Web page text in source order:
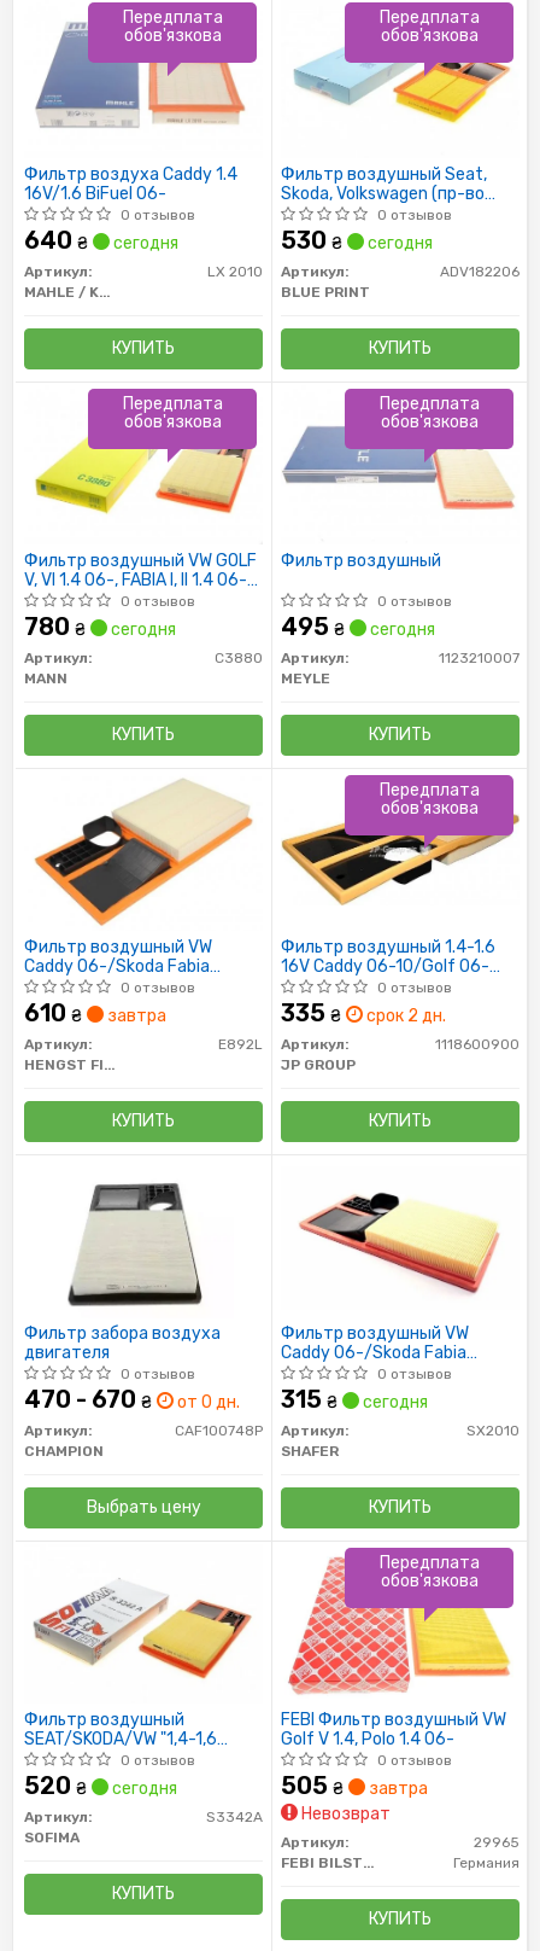
Фильтр воздуха Caddy 1.4
16V/1.6 BiFuel 06-
0 отзывов
640 ₴ сегодня
Артикул:
LX 2010
MAHLE / KNECHT
КУПИТЬ
Передплата
обов'язкова
Фильтр воздушный Seat,
Skoda, Volkswagen (пр-во
Blue Print)
0 отзывов
530 ₴ сегодня
Артикул:
ADV182206
BLUE PRINT
КУПИТЬ
Передплата
обов'язкова
Фильтр воздушный VW GOLF
V, VI 1.4 06-, FABIA I, II 1.4 06-
(пр-во MANN)0 отзывов
780 ₴ сегодня
Артикул:
C3880
MANN
КУПИТЬ
Передплата
обов'язкова
Фильтр воздушный
0 отзывов
495 ₴ сегодня
Артикул:
1123210007
MEYLE
КУПИТЬ
Передплата
обов'язкова
Фильтр воздушный VW
Caddy 06-/Skoda Fabia
06-/Seat Toledo 1.4 16V 06-
0 отзывов
610 ₴ завтра
Артикул:
E892L
HENGST FILTER
КУПИТЬ
Фильтр воздушный 1.4-1.6
16V Caddy 06-10/Golf 06-
13/Octavia 04-/Fabia 06-
0 отзывов
335 ₴ срок 2 дн.
Артикул:
1118600900
JP GROUP
КУПИТЬ
Передплата
обов'язкова
Фильтр забора воздуха
двигателя
0 отзывов
470 - 670 ₴ от 0 дн.
Артикул:
CAF100748P
CHAMPION
Выбрать цену
Фильтр воздушный VW
Caddy 06-/Skoda Fabia
06-/Seat Toledo 1.4 16V 06-
0 отзывов
315 ₴ сегодня
Артикул:
SX2010
SHAFER
КУПИТЬ
Фильтр воздушный
SEAT/SKODA/VW "1,4-1,6
"08>>
0 отзывов
520 ₴ сегодня
Артикул:
S3342A
SOFIMA
КУПИТЬ
FEBI Фильтр воздушный VW
Golf V 1.4, Polo 1.4 06-
0 отзывов
505 ₴
завтра
Невозврат
Артикул:
29965
FEBI BILSTEIN
Германия
КУПИТЬ
Передплата
обов'язкова